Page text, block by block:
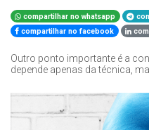
compartilhar no whatsapp
compartilhar no facebook
Outro ponto importante é a
depende apenas da técnica,